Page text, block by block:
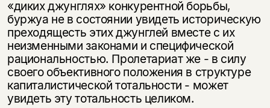
«диких джунглях» конкурентной борьбы,
буржуа не в состоянии увидеть историческую
преходящесть этих джунглей вместе с их
неизменными законами и специфической
рациональностью. Пролетариат же - в силу
своего объективного положения в структуре
капиталистической тотальности - может
увидеть эту тотальность целиком.